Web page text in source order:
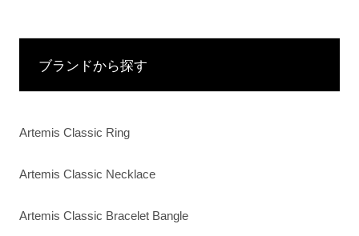
ブランドから探す
Artemis Classic Ring
Artemis Classic Necklace
Artemis Classic Bracelet Bangle